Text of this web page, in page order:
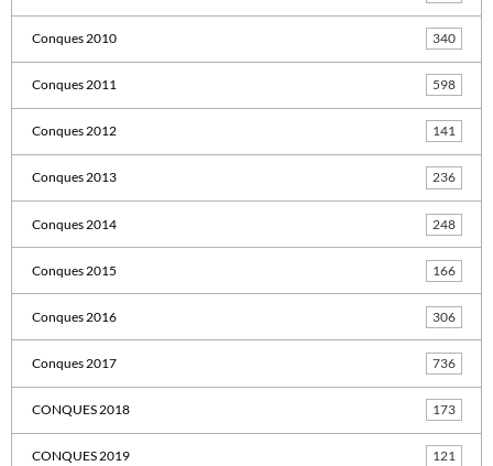
Conques 2010 340
Conques 2011 598
Conques 2012 141
Conques 2013 236
Conques 2014 248
Conques 2015 166
Conques 2016 306
Conques 2017 736
CONQUES 2018 173
CONQUES 2019 121